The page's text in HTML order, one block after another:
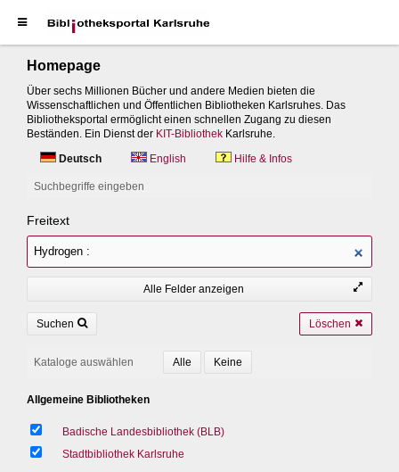
Homepage
Über sechs Millionen Bücher und andere Medien bieten die
Wissenschaftlichen und Öffentlichen Bibliotheken Karlsruhes. Das
Bibliotheksportal ermöglicht einen schnellen Zugang zu diesen
Beständen. Ein Dienst der KIT-Bibliothek Karlsruhe.
Deutsch
English Hilfe & Infos
Suchbegriffe eingeben
Freitext
Alle Felder anzeigen
Suchen Löschen
Kataloge auswählen
Allgemeine Bibliotheken
Badische Landesbibliothek (BLB)
Stadtbibliothek Karlsruhe